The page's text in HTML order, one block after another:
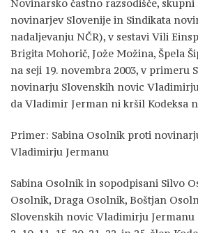
Novinarsko častno razsodišče,
novinarjev Slovenije in Sindikata
nadaljevanju NČR), v sestavi Vili
Brigita Mohorič, Jože Možina, Špela
na seji 19. novembra 2003, v primeru
novinarju Slovenskih novic
da Vladimir Jerman ni kršil Kodeksa
Primer: Sabina Osolnik proti
Vladimirju Jermanu
Sabina Osolnik in sopodpisani Silvo
Osolnik, Draga Osolnik, Boštjan
Slovenskih novic Vladimirju Jermanu